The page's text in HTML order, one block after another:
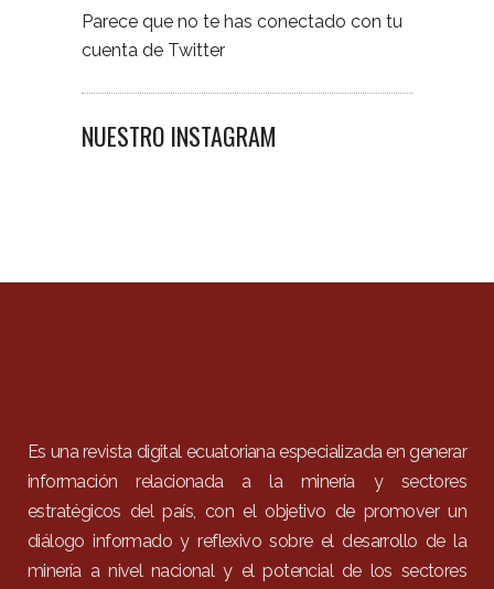
Parece que no te has conectado con tu
cuenta de Twitter
NUESTRO INSTAGRAM
Es una revista digital ecuatoriana especializada en generar
información relacionada a la minería y sectores
estratégicos del país, con el objetivo de promover un
diálogo informado y reflexivo sobre el desarrollo de la
minería a nivel nacional y el potencial de los sectores